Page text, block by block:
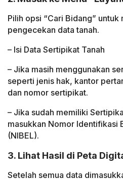
Pilih opsi “Cari Bidang”
pengecekan data tanah.
– Isi Data Sertipikat Tanah
– Jika masih menggunakan
seperti jenis hak, kantor
dan nomor sertipikat.
– Jika sudah memiliki
masukkan Nomor Identifikasi
(NIBEL).
3. Lihat Hasil di Peta
Setelah semua data